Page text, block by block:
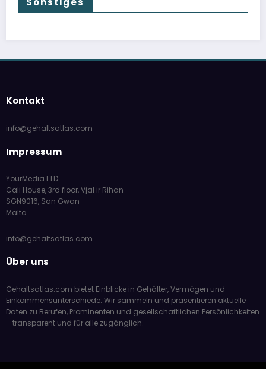
Kontakt
info@gehaltsatlas.com
Impressum
YourMedia LTD
Cali House, 3rd floor, Vjal ir Rihan
SGN9016, San Gwan
Malta
info@gehaltsatlas.com
Über uns
Gehaltsatlas.com bietet Einblicke in Gehälter, Vermögen und
Einkommensunterschiede. Wir sammeln und präsentieren aktuelle
Daten zu Berufen, Prominenten und gesellschaftlichen Persönlichkeiten
– transparent und für alle zugänglich.